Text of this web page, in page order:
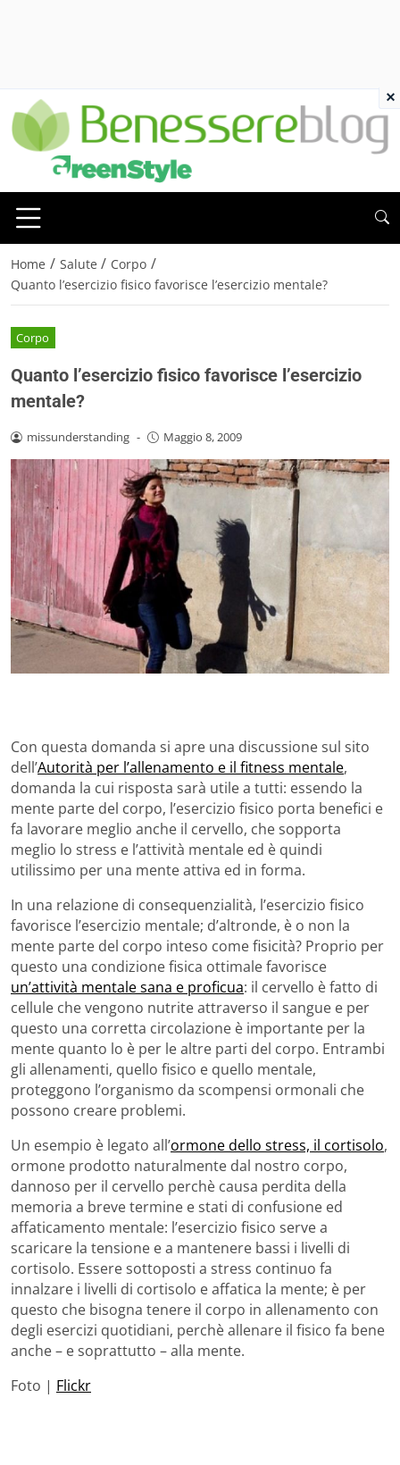
Home / Salute / Corpo /
Quanto l’esercizio fisico favorisce l’esercizio mentale?
Corpo
Quanto l’esercizio fisico favorisce l’esercizio
mentale?
missunderstanding - Maggio 8, 2009
Con questa domanda si apre una discussione sul sito
dell’Autorità per l’allenamento e il fitness mentale,
domanda la cui risposta sarà utile a tutti: essendo la
mente parte del corpo, l’esercizio fisico porta benefici e
fa lavorare meglio anche il cervello, che sopporta
meglio lo stress e l’attività mentale ed è quindi
utilissimo per una mente attiva ed in forma.
In una relazione di consequenzialità, l’esercizio fisico
favorisce l’esercizio mentale; d’altronde, è o non la
mente parte del corpo inteso come fisicità? Proprio per
questo una condizione fisica ottimale favorisce
un’attività mentale sana e proficua: il cervello è fatto di
cellule che vengono nutrite attraverso il sangue e per
questo una corretta circolazione è importante per la
mente quanto lo è per le altre parti del corpo. Entrambi
gli allenamenti, quello fisico e quello mentale,
proteggono l’organismo da scompensi ormonali che
possono creare problemi.
Un esempio è legato all’ormone dello stress, il cortisolo,
ormone prodotto naturalmente dal nostro corpo,
dannoso per il cervello perchè causa perdita della
memoria a breve termine e stati di confusione ed
affaticamento mentale: l’esercizio fisico serve a
scaricare la tensione e a mantenere bassi i livelli di
cortisolo. Essere sottoposti a stress continuo fa
innalzare i livelli di cortisolo e affatica la mente; è per
questo che bisogna tenere il corpo in allenamento con
degli esercizi quotidiani, perchè allenare il fisico fa bene
anche – e soprattutto – alla mente.
Foto | Flickr
×